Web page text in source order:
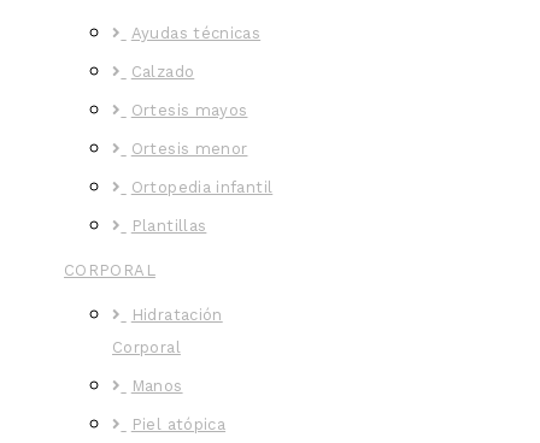
Ayudas técnicas
Calzado
Ortesis mayos
Ortesis menor
Ortopedia infantil
Plantillas
CORPORAL
Hidratación
Corporal
Manos
Piel atópica